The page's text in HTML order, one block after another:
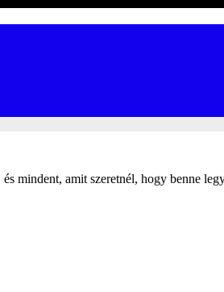
mindent, amit szeretnél, hogy benne